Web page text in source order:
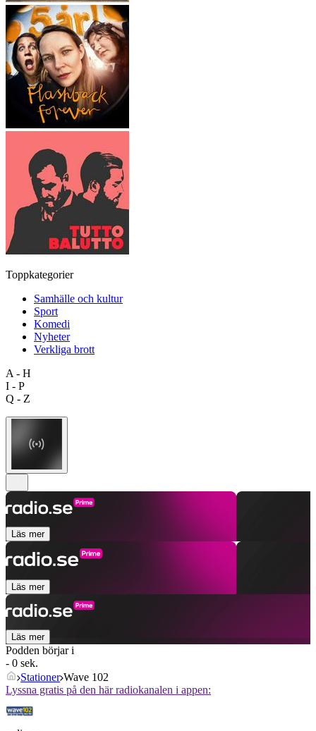
Toppkategorier
Samhälle och kultur
Sport
Komedi
Nyheter
Verkliga brott
A - H
I - P
Q - Z
Läs mer
Läs mer
Läs mer
Podden börjar i
- 0 sek.
Stationer Wave 102
Lyssna gratis på den här radiokanalen i appen: